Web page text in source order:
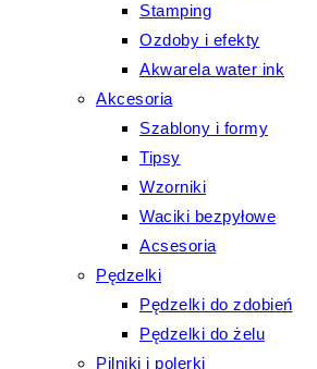
Stamping
Ozdoby i efekty
Akwarela water ink
Akcesoria
Szablony i formy
Tipsy
Wzorniki
Waciki bezpyłowe
Acsesoria
Pędzelki
Pędzelki do zdobień
Pędzelki do żelu
Pilniki i polerki